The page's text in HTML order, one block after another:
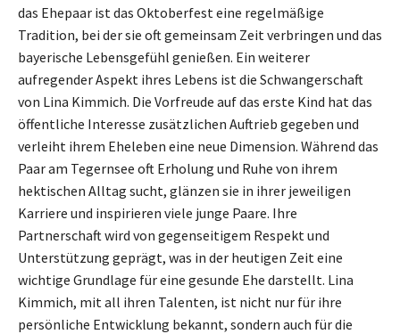
das Ehepaar ist das Oktoberfest eine regelmäßige
Tradition, bei der sie oft gemeinsam Zeit verbringen und das
bayerische Lebensgefühl genießen. Ein weiterer
aufregender Aspekt ihres Lebens ist die Schwangerschaft
von Lina Kimmich. Die Vorfreude auf das erste Kind hat das
öffentliche Interesse zusätzlichen Auftrieb gegeben und
verleiht ihrem Eheleben eine neue Dimension. Während das
Paar am Tegernsee oft Erholung und Ruhe von ihrem
hektischen Alltag sucht, glänzen sie in ihrer jeweiligen
Karriere und inspirieren viele junge Paare. Ihre
Partnerschaft wird von gegenseitigem Respekt und
Unterstützung geprägt, was in der heutigen Zeit eine
wichtige Grundlage für eine gesunde Ehe darstellt. Lina
Kimmich, mit all ihren Talenten, ist nicht nur für ihre
persönliche Entwicklung bekannt, sondern auch für die